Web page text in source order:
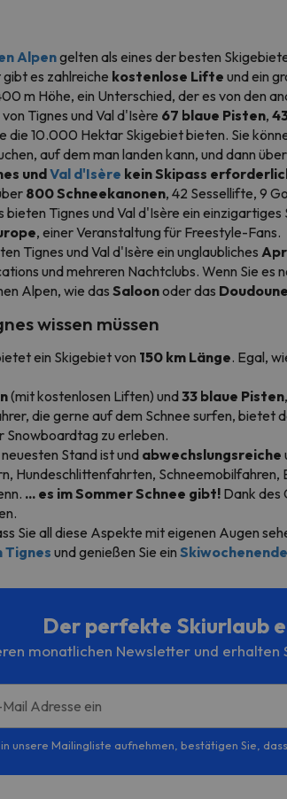
Alpengelten als eines der besten
es zahlreiche kostenlose Lifte und ein
m Höhe, ein Unterschied, der es von den
Tignes und Val d'Isère 67 blaue Pisten,
die 10.000 Hektar Skigebiet bieten. Sie
auf dem man landen kann, und dann
undVal d'Isère kein Skipass
800 Schneekanonen, 42 Sessellifte, 9
bieten Tignes und Val d'Isère ein
, einer Veranstaltung für Freestyle-Fans.
Tignes und Val d'Isère ein unglaubliches
und mehreren Nachtclubs. Wenn Sie es
Alpen, wie das Saloonoder das Doudoune
wissen müssen
ein Skigebiet von 150 km Länge. Egal,
(mit kostenlosen Liften) und33 blaue Pisten
die gerne auf dem Schnee surfen, bietet
Snowboardtag zu erleben.
Stand ist und abwechslungsreiche
Hundeschlittenfahrten, Schneemobilfahren,
... es im Sommer Schnee gibt! Dank des
Sie all diese Aspekte mit eigenen Augen
Tignes und genießen Sie ein
Der perfekte Skiurlaub
monatlichen Newsletter und
Adresse ein
unsere Mailingliste aufnehmen, bestätigen Sie,